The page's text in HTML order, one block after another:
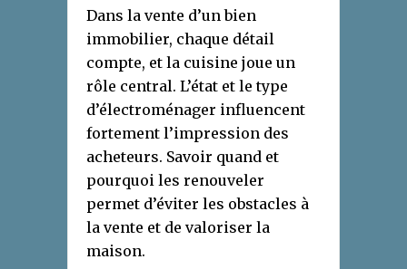
Dans la vente d’un bien
immobilier, chaque détail
compte, et la cuisine joue un
rôle central. L’état et le type
d’électroménager influencent
fortement l’impression des
acheteurs. Savoir quand et
pourquoi les renouveler
permet d’éviter les obstacles à
la vente et de valoriser la
maison.